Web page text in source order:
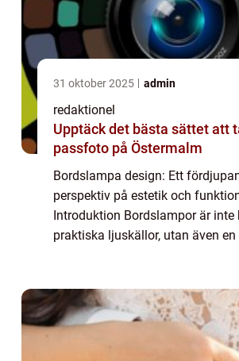
31 oktober 2025 admin
redaktionel
Upptäck det bästa sättet att
passfoto på Östermalm
Bordslampa design: Ett
perspektiv på estetik och
Introduktion Bordslampor är inte
praktiska ljuskällor, utan även
kommer ...